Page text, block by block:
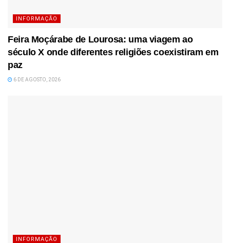
INFORMAÇÃO
Feira Moçárabe de Lourosa: uma viagem ao
século X onde diferentes religiões coexistiram em
paz
6 DE AGOSTO, 2026
INFORMAÇÃO